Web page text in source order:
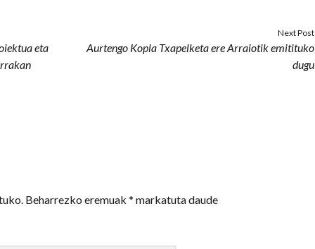
eta
Next Post
Aurtengo Kopla Txapelketa ere Arraiotik emitituko
dugu
Beharrezko eremuak* markatuta daude